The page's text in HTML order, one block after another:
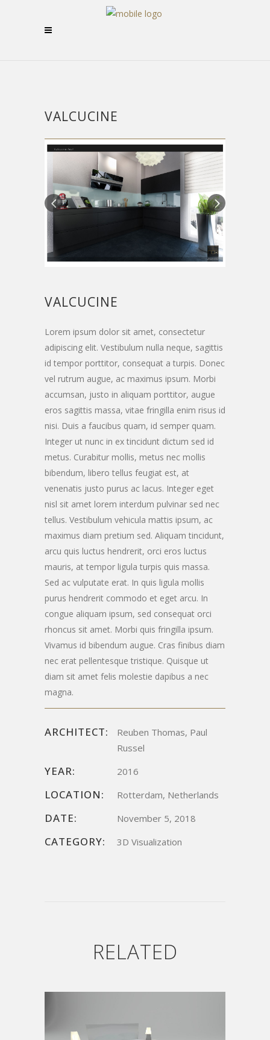
VALCUCINE
VALCUCINE
Lorem ipsum dolor sit amet, consectetur
adipiscing elit. Vestibulum nulla neque, sagittis
id tempor porttitor, consequat a turpis. Donec
vel rutrum augue, ac maximus ipsum. Morbi
accumsan, justo in aliquam porttitor, augue
eros sagittis massa, vitae fringilla enim risus id
nisi. Duis a faucibus quam, id semper quam.
Integer ut nunc in ex tincidunt dictum sed id
metus. Curabitur mollis, metus nec mollis
bibendum, libero tellus feugiat est, at
venenatis justo purus ac lacus. Integer eget
nisl sit amet lorem interdum pulvinar sed nec
tellus. Vestibulum vehicula mattis ipsum, ac
maximus diam pretium sed. Aliquam tincidunt,
arcu quis luctus hendrerit, orci eros luctus
mauris, at tempor ligula turpis quis massa.
Sed ac vulputate erat. In quis ligula mollis
purus hendrerit commodo et eget arcu. In
congue aliquam ipsum, sed consequat orci
rhoncus sit amet. Morbi quis fringilla ipsum.
Vivamus id bibendum augue. Cras finibus diam
nec erat pellentesque tristique. Quisque ut
diam sit amet felis molestie dapibus a nec
magna.
ARCHITECT:
Reuben Thomas, Paul
Russel
YEAR: 2016
LOCATION: Rotterdam, Netherlands
DATE: November 5, 2018
CATEGORY: 3D Visualization
RELATED